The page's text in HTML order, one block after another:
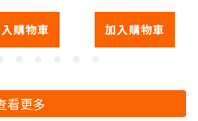
購物車 加入購物車
看更多